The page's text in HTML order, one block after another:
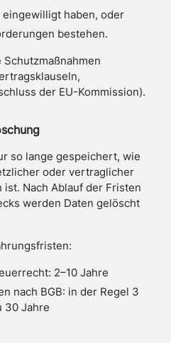
haben, oder
bestehen.
der EU-Kommission).
so lange gespeichert, wie
oder vertraglicher
Nach Ablauf der Fristen
werden Daten gelöscht
2–10 Jahre
nach BGB: in der Regel 3
30 Jahre